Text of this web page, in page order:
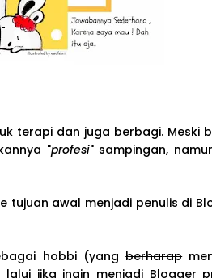
terapi dan juga berbagi. Meski
"profesi" sampingan,
awal menjadi penulis di
hobbi (yangberharap
jika ingin menjadi Blogger